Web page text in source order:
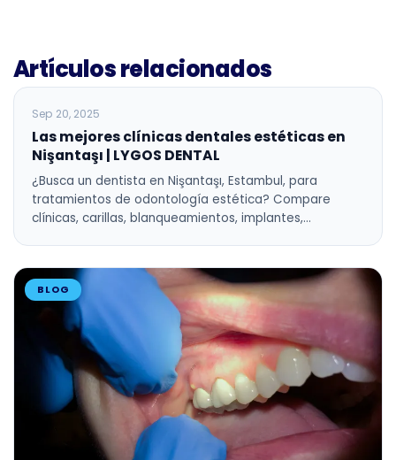
Artículos relacionados
BLOG
Sep 20, 2025
Las mejores clínicas dentales estéticas en
Nişantaşı | LYGOS DENTAL
¿Busca un dentista en Nişantaşı, Estambul, para
tratamientos de odontología estética? Compare
clínicas, carillas, blanqueamientos, implantes,…
BLOG